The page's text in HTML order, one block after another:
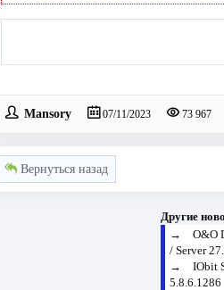
Mansory 07/11/2023 73 967
Вернуться назад
Другие
→O&O
/ Server
→IObit
5.8.6.1286